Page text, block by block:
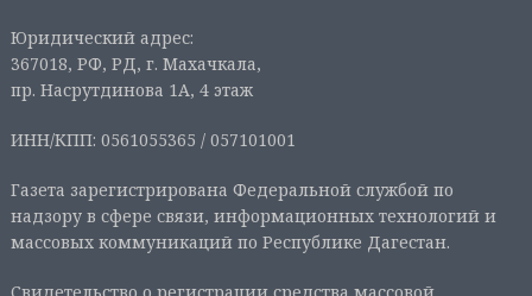
Юридический адрес:
367018, РФ, РД, г. Махачкала,
пр. Насрутдинова 1А, 4 этаж
ИНН/КПП: 0561055365 / 057101001
Газета зарегистрирована Федеральной службой по
надзору в сфере связи, информационных технологий и
массовых коммуникаций по Республике Дагестан.